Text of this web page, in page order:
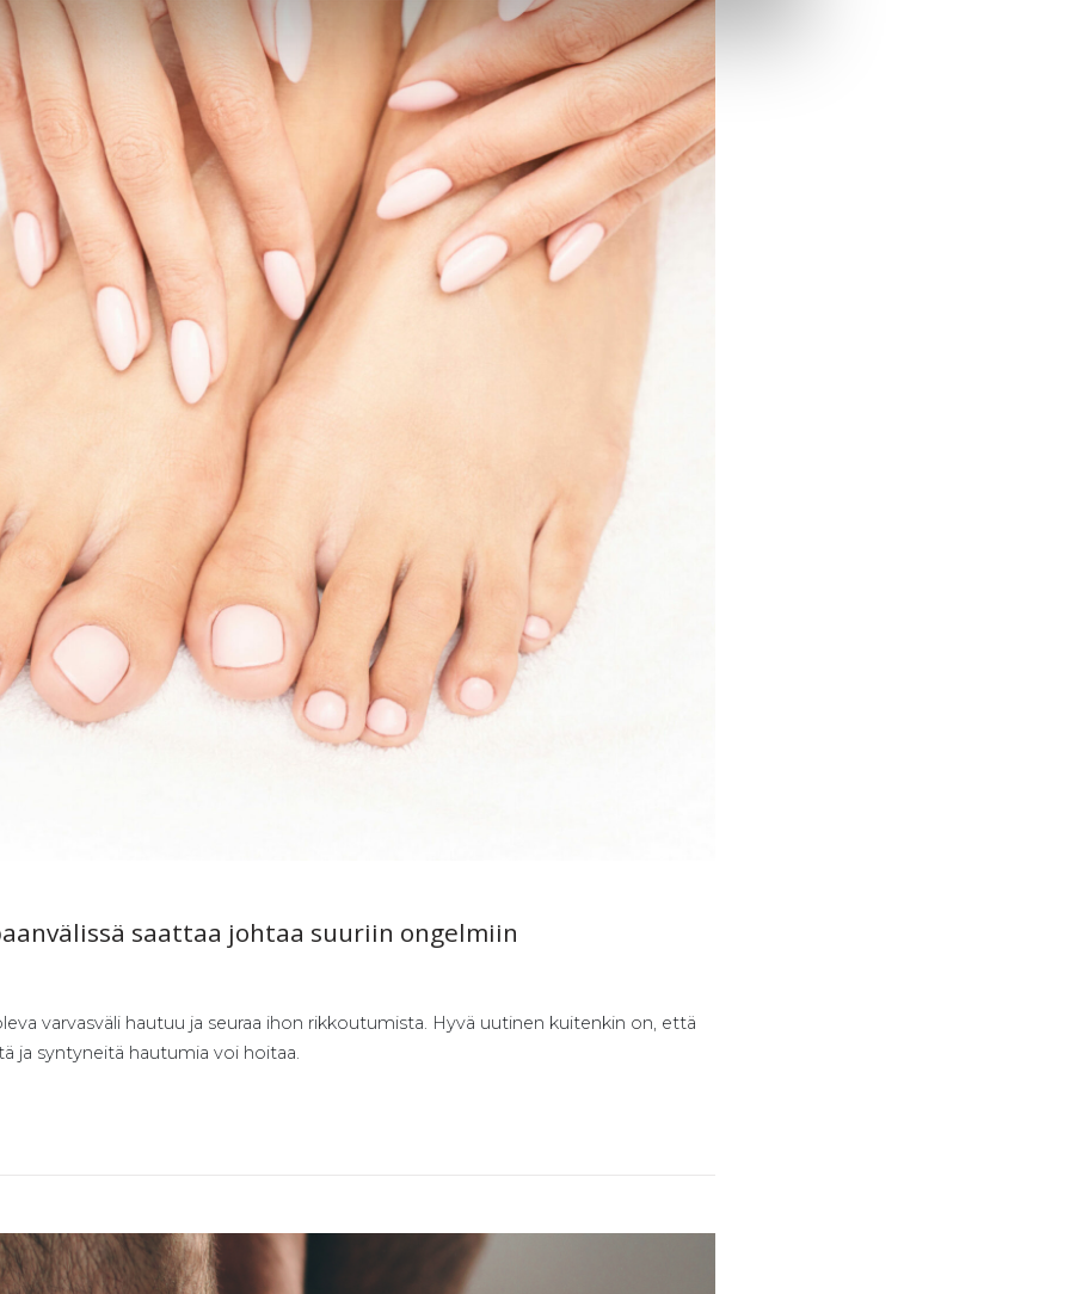
saat­taa joh­taa suu­riin on­gel­miin
varvasväli hautuu ja seuraa ihon rikkoutumista. Hyvä uutinen kuitenkin on, että
ja syntyneitä hautumia voi hoitaa.